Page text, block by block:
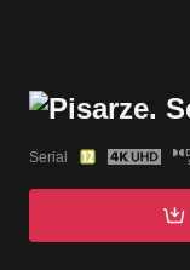
Serial